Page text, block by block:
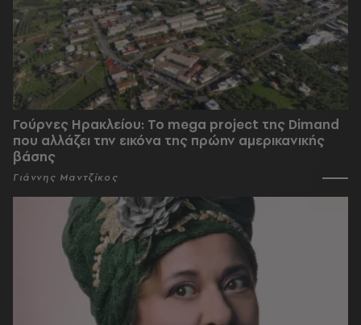
Γούρνες Ηρακλείου: To mega project της Dimand
που αλλάζει την εικόνα της πρώην αμερικανικής
βάσης
Γιάννης Μαντζίκος